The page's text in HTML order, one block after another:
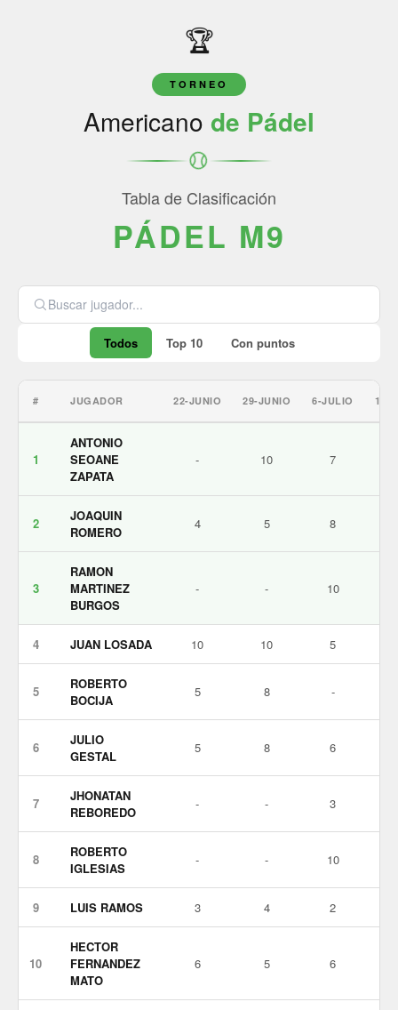
🏆
TORNEO
Americano de Pádel
Tabla de Clasificación
PÁDEL M9
Todos Top 10 Con puntos
# JUGADOR 22-JUNIO 29-JUNIO 6-JULIO 13-
1
ANTONIO
SEOANE
ZAPATA
- 10 7
2
JOAQUIN
ROMERO
4 5 8
3
RAMON
MARTINEZ
BURGOS
- - 10
4 JUAN LOSADA 10 10 5
5
ROBERTO
BOCIJA
5 8 -
6
JULIO
GESTAL
5 8 6
7
JHONATAN
REBOREDO
- - 3
8
ROBERTO
IGLESIAS
- - 10
9 LUIS RAMOS 3 4 2
10
HECTOR
FERNANDEZ
MATO
6 5 6